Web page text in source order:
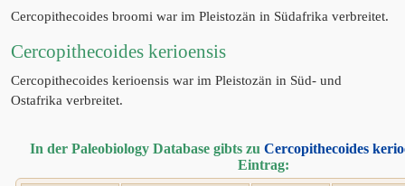
Cercopithecoides broomi war im Pleistozän in Südafrika verbreitet.
Cercopithecoides kerioensis
Cercopithecoides kerioensis war im Pleistozän in Süd- und
Ostafrika verbreitet.
In der Paleobiology Database gibts zu Cercopithecoides
Eintrag: